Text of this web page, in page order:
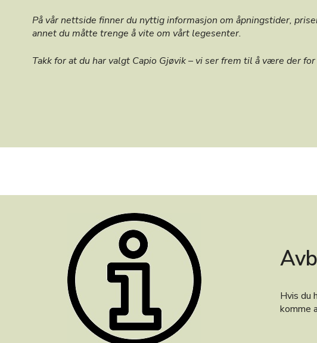
På vår nettside finner du nyttig informasjon om åpningstider,
annet du måtte trenge å vite om vårt legesenter.
Takk for at du har valgt Capio Gjøvik – vi ser frem til å være der for
Hvis du
komme